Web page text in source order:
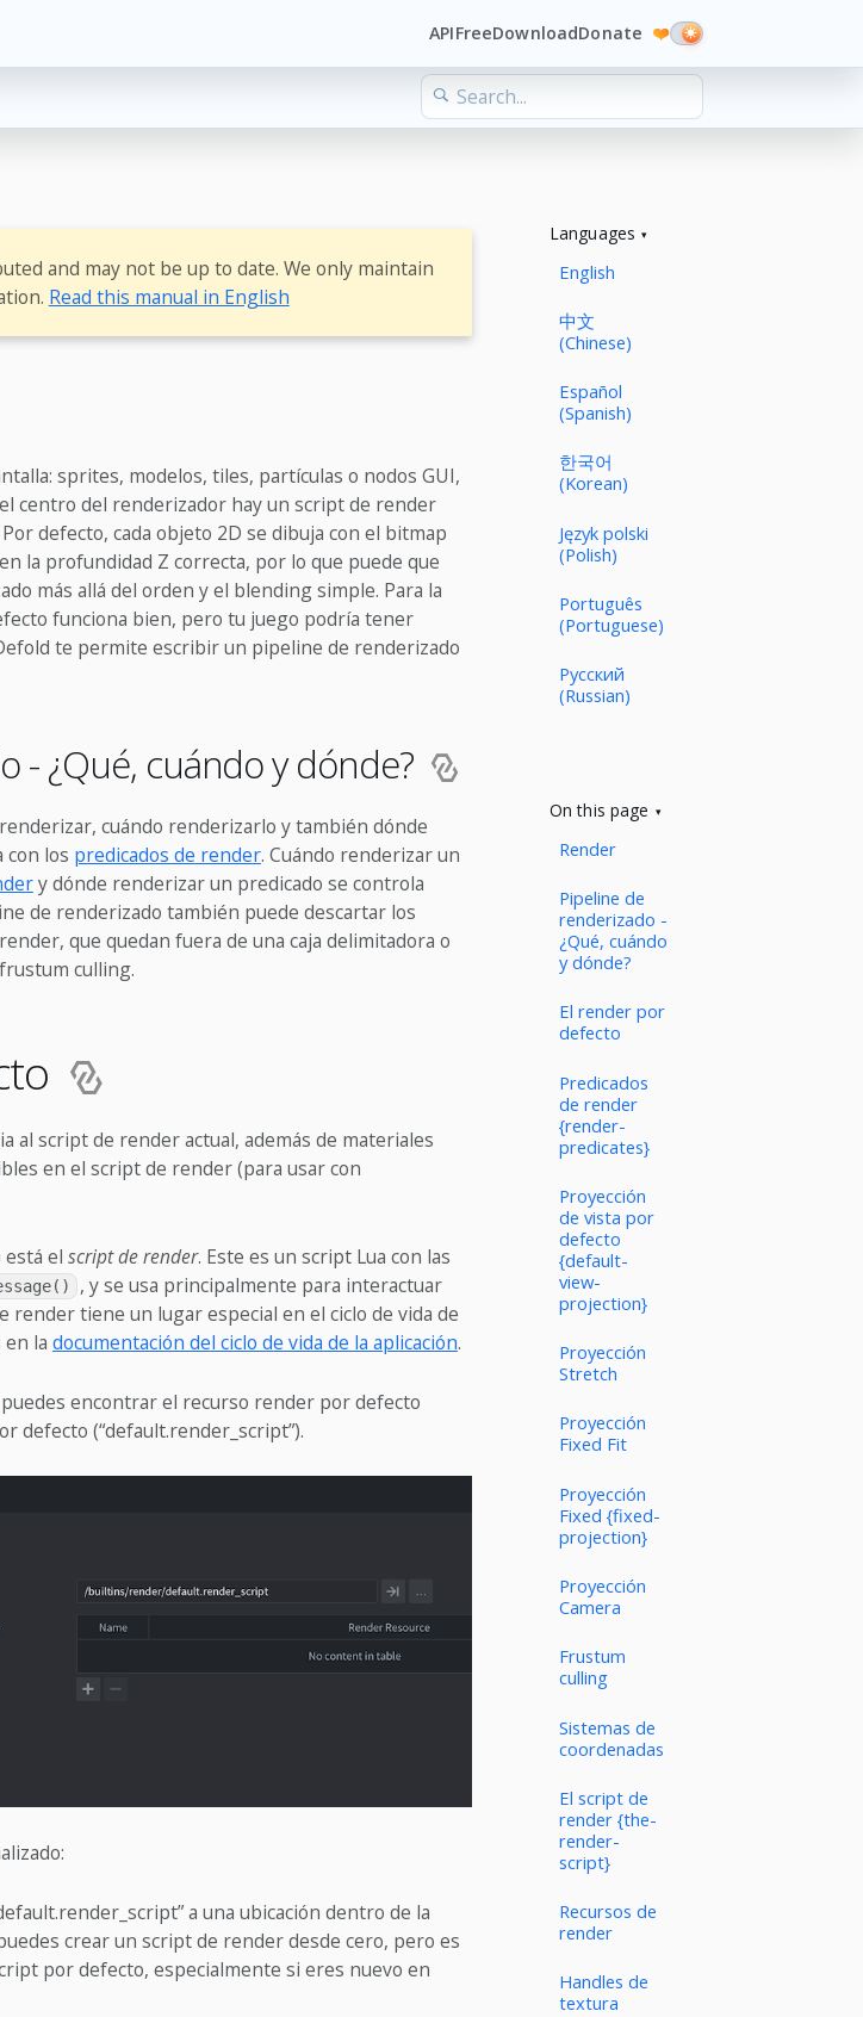
APIFreeDownloadDonate ❤️
and may not be up to date. We only maintain
Read this manual in English
sprites, modelos, tiles, partículas o nodos GUI,
centro del renderizador hay un script de render
defecto, cada objeto 2D se dibuja con el bitmap
la profundidad Z correcta, por lo que puede que
más allá del orden y el blending simple. Para la
funciona bien, pero tu juego podría tener
te permite escribir un pipeline de renderizado
- ¿Qué, cuándo y dónde?
cuándo renderizarlo y también dónde
con los predicados de render. Cuándo renderizar un
y dónde renderizar un predicado se controla
de renderizado también puede descartar los
que quedan fuera de una caja delimitadora o
culling.
al script de render actual, además de materiales
en el script de render (para usar con
el script de render. Este es un script Lua con las
, y se usa principalmente para interactuar
render tiene un lugar especial en el ciclo de vida de
la documentación del ciclo de vida de la aplicación.
encontrar el recurso render por defecto
defecto (“default.render_script”).
a una ubicación dentro de la
crear un script de render desde cero, pero es
por defecto, especialmente si eres nuevo en
Languages
English
中文
(Chinese)
Español
(Spanish)
한국어
(Korean)
Język polski
(Polish)
Português
(Portuguese)
Русский
(Russian)
On this page
Render
Pipeline de
renderizado -
¿Qué, cuándo
y dónde?
El render por
defecto
Predicados
de render
{render-
predicates}
Proyección
de vista por
defecto
{default-
view-
projection}
Proyección
Stretch
Proyección
Fixed Fit
Proyección
Fixed {fixed-
projection}
Proyección
Camera
Frustum
culling
Sistemas de
coordenadas
El script de
render {the-
render-
script}
Recursos de
render
Handles de
textura